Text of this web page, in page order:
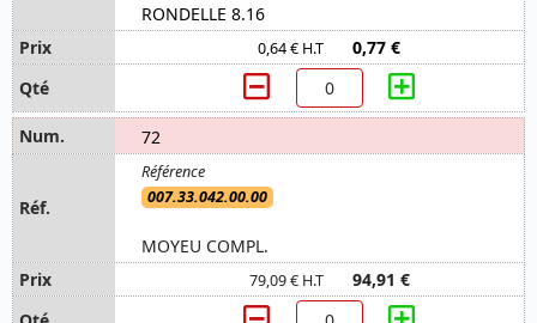
RONDELLE 8.16
0,64 € H.T 0,77 €
72
007.33.042.00.00
MOYEU COMPL.
79,09 € H.T 94,91 €